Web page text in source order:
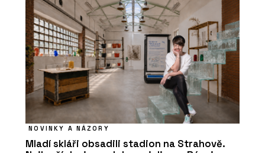
NOVINKY A NÁZORY
Mladí skláři obsadili stadion na Strahově.